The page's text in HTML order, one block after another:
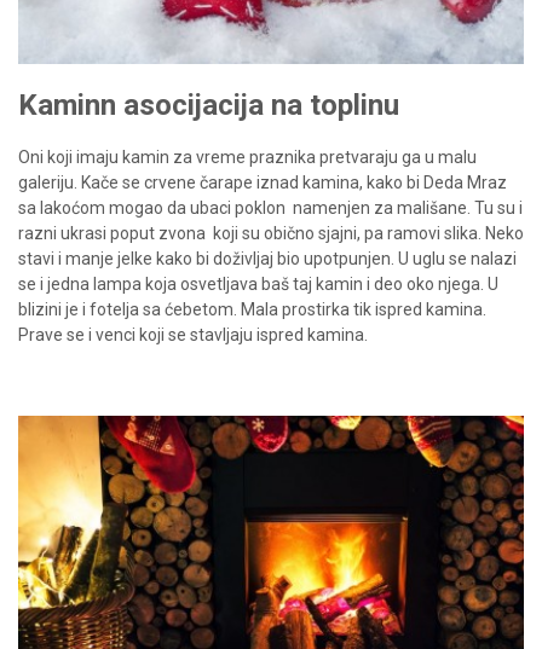
Kaminn asocijacija na toplinu
Oni koji imaju kamin za vreme praznika pretvaraju ga u malu
galeriju. Kače se crvene čarape iznad kamina, kako bi Deda Mraz
sa lakoćom mogao da ubaci poklon namenjen za mališane. Tu su i
razni ukrasi poput zvona koji su obično sjajni, pa ramovi slika. Neko
stavi i manje jelke kako bi doživljaj bio upotpunjen. U uglu se nalazi
se i jedna lampa koja osvetljava baš taj kamin i deo oko njega. U
blizini je i fotelja sa ćebetom. Mala prostirka tik ispred kamina.
Prave se i venci koji se stavljaju ispred kamina.